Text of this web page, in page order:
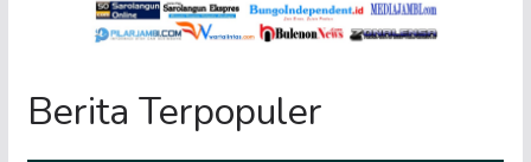
Berita Terpopuler